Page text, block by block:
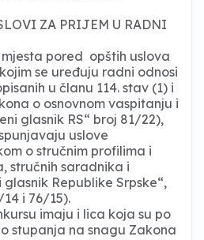
ZA PRIJEM U RADNI
pored opštih uslova
se uređuju radni odnosi
u članu 114. stav (1) i
o osnovnom vaspitanju i
glasnik RS“ broj 81/22),
uslove
o stručnim profilima i
stručnih saradnika i
Republike Srpske“,
i 76/15).
imaju i lica koja su po
stupanja na snagu Zakona